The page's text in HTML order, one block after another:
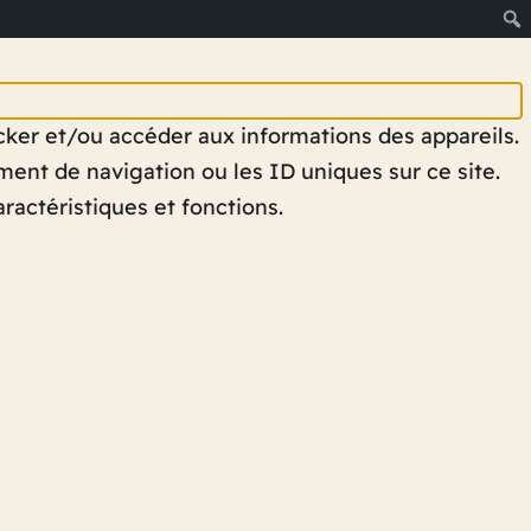
et/ou accéder aux informations des appareils.
de navigation ou les ID uniques sur ce site.
et fonctions.